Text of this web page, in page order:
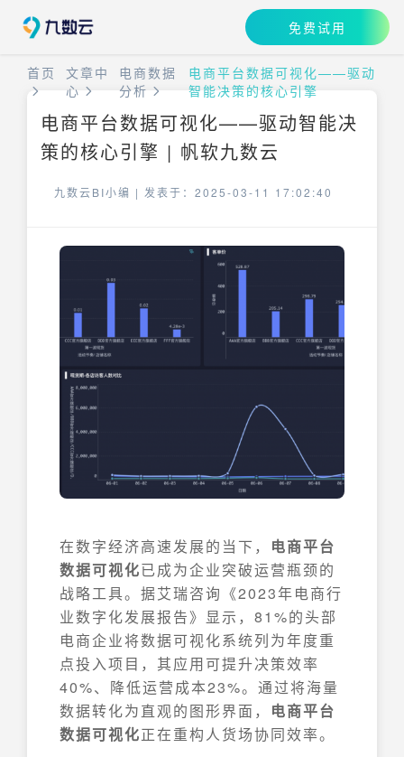
免费试用
首页
文章中
心
电商数据
分析
电商平台数据可视化——驱动
智能决策的核心引擎
电商平台数据可视化——驱动智能决
策的核心引擎 | 帆软九数云
九数云BI小编 | 发表于：2025-03-11 17:02:40
在数字经济高速发展的当下，​ 电商平台
数据可视化已成为企业突破运营瓶颈的
战略工具。据艾瑞咨询《2023年电商行
业数字化发展报告》显示，81%的头部
电商企业将数据可视化系统列为年度重
点投入项目，其应用可提升决策效率
40%、降低运营成本23%。通过将海量
数据转化为直观的图形界面，​ 电商平台
数据可视化正在重构人货场协同效率。